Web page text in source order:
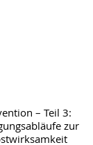
– Teil 3:
zur